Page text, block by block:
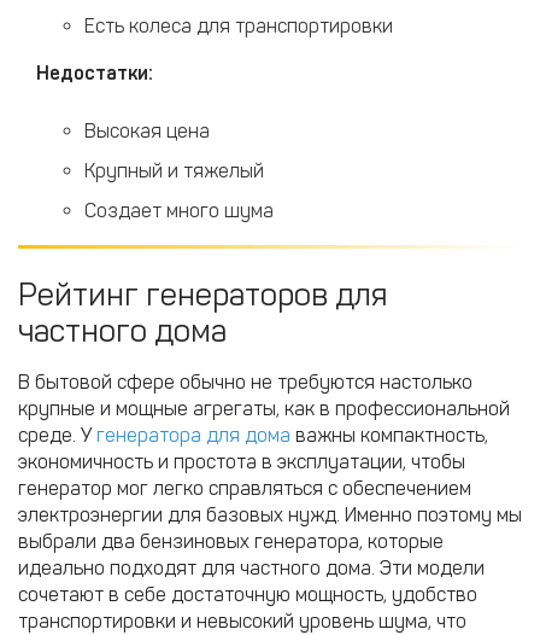
Есть колеса для транспортировки
Недостатки:
Высокая цена
Крупный и тяжелый
Создает много шума
Рейтинг генераторов для
частного дома
В бытовой сфере обычно не требуются настолько
крупные и мощные агрегаты, как в профессиональной
среде. Угенератора для дома важны компактность,
экономичность и простота в эксплуатации, чтобы
генератор мог легко справляться с обеспечением
электроэнергии для базовых нужд. Именно поэтому мы
выбрали два бензиновых генератора, которые
идеально подходят для частного дома. Эти модели
сочетают в себе достаточную мощность, удобство
транспортировки и невысокий уровень шума, что